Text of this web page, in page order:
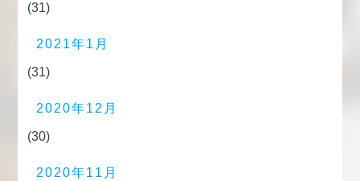
(31)
2021年1月
(31)
2020年12月
(30)
2020年11月